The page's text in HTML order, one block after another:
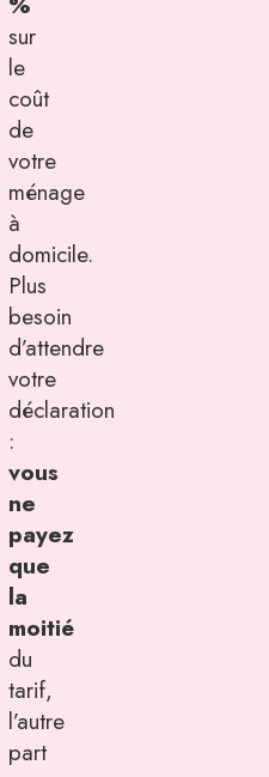
sur
le
coût
de
votre
ménage
à
domicile.
Plus
besoin
d’attendre
votre
déclaration
:
vous
ne
payez
que
la
moitié
du
tarif,
l’autre
part